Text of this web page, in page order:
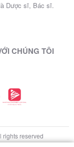
dẫn của bác
hiệu nào của
ngứa, mày
quá trình
nhân:
lipid; suy chức
Dược sĩ, Bác sĩ.
CHÚNG TÔI
reserved